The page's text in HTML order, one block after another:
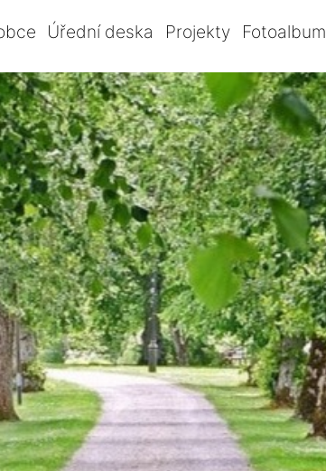
Úřední deska Projekty Fotoalbum